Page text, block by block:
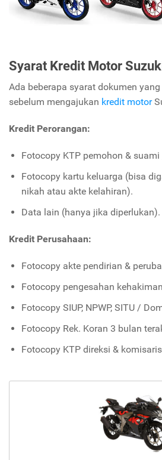
Syarat Kredit Motor
Ada beberapa syarat dokumen
sebelum mengajukan kredit motor
Kredit Perorangan:
Fotocopy KTP pemohon &
Fotocopy kartu keluarga (bisa
nikah atau akte kelahiran).
Data lain (hanya jika diperlukan).
Kredit Perusahaan:
Fotocopy akte pendirian &
Fotocopy pengesahan
Fotocopy SIUP, NPWP, SITU /
Fotocopy Rek. Koran 3 bulan
Fotocopy KTP direksi &